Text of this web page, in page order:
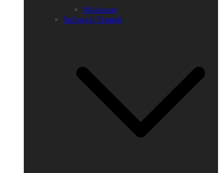
Makassar
Sulawesi Tengah